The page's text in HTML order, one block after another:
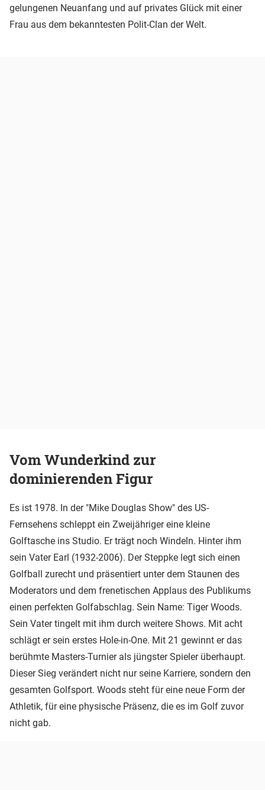
gelungenen Neuanfang und auf privates Glück mit einer
Frau aus dem bekanntesten Polit-Clan der Welt.
Vom Wunderkind zur
dominierenden Figur
Es ist 1978. In der "Mike Douglas Show" des US-
Fernsehens schleppt ein Zweijähriger eine kleine
Golftasche ins Studio. Er trägt noch Windeln. Hinter ihm
sein Vater Earl (1932-2006). Der Steppke legt sich einen
Golfball zurecht und präsentiert unter dem Staunen des
Moderators und dem frenetischen Applaus des Publikums
einen perfekten Golfabschlag. Sein Name: Tiger Woods.
Sein Vater tingelt mit ihm durch weitere Shows. Mit acht
schlägt er sein erstes Hole-in-One. Mit 21 gewinnt er das
berühmte Masters-Turnier als jüngster Spieler überhaupt.
Dieser Sieg verändert nicht nur seine Karriere, sondern den
gesamten Golfsport. Woods steht für eine neue Form der
Athletik, für eine physische Präsenz, die es im Golf zuvor
nicht gab.